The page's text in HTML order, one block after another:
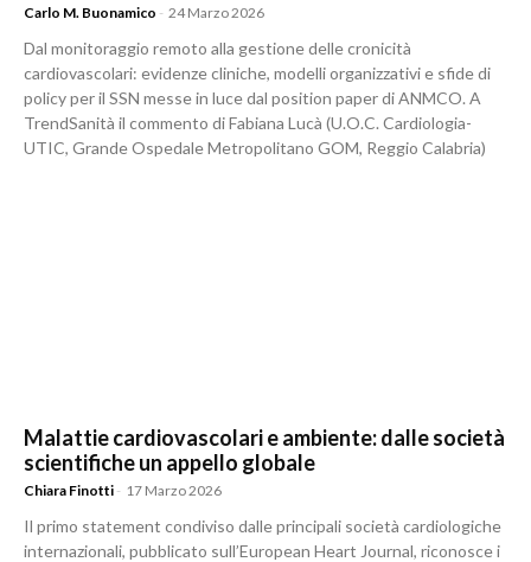
Carlo M. Buonamico - 24 Marzo 2026
Dal monitoraggio remoto alla gestione delle cronicità
cardiovascolari: evidenze cliniche, modelli organizzativi e sfide di
policy per il SSN messe in luce dal position paper di ANMCO. A
TrendSanità il commento di Fabiana Lucà (U.O.C. Cardiologia-
UTIC, Grande Ospedale Metropolitano GOM, Reggio Calabria)
Malattie cardiovascolari e ambiente: dalle società
scientifiche un appello globale
Chiara Finotti - 17 Marzo 2026
Il primo statement condiviso dalle principali società cardiologiche
internazionali, pubblicato sull’European Heart Journal, riconosce i